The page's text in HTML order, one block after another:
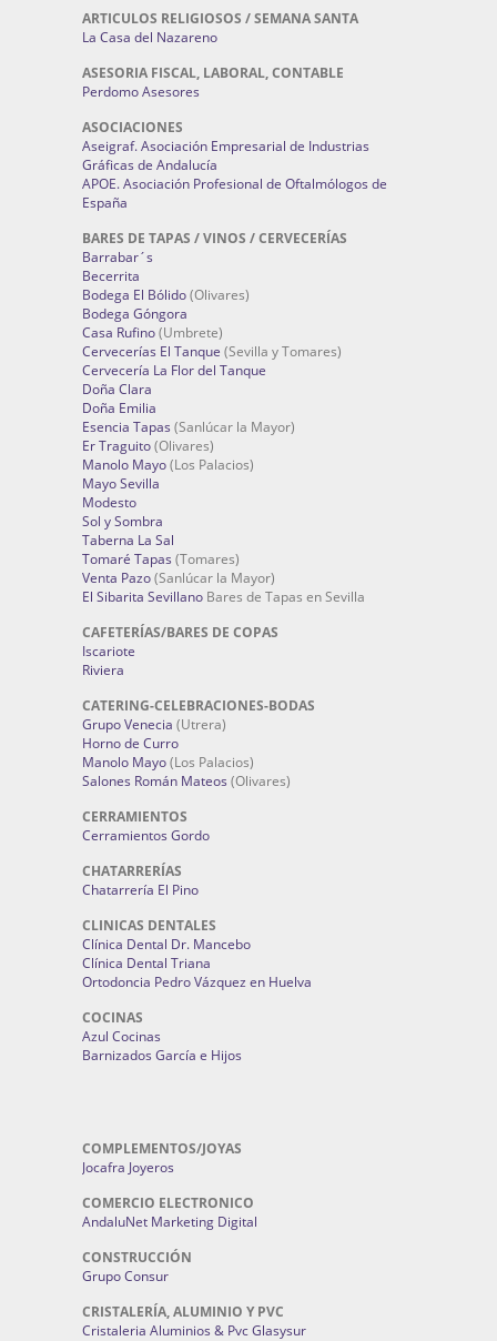
ARTICULOS RELIGIOSOS / SEMANA SANTA
La Casa del Nazareno
ASESORIA FISCAL, LABORAL, CONTABLE
Perdomo Asesores
ASOCIACIONES
Aseigraf. Asociación Empresarial de Industrias
Gráficas de Andalucía
APOE. Asociación Profesional de Oftalmólogos de
España
BARES DE TAPAS / VINOS / CERVECERÍAS
Barrabar´s
Becerrita
Bodega El Bólido(Olivares)
Bodega Góngora
Casa Rufino(Umbrete)
Cervecerías El Tanque (Sevilla y Tomares)
Cervecería La Flor del Tanque
Doña Clara
Doña Emilia
Esencia Tapas (Sanlúcar la Mayor)
Er Traguito(Olivares)
Manolo Mayo(Los Palacios)
Mayo Sevilla
Modesto
Sol y Sombra
Taberna La Sal
Tomaré Tapas (Tomares)
Venta Pazo(Sanlúcar la Mayor)
El Sibarita Sevillano Bares de Tapas en Sevilla
CAFETERÍAS/BARES DE COPAS
Iscariote
Riviera
CATERING-CELEBRACIONES-BODAS
Grupo Venecia (Utrera)
Horno de Curro
Manolo Mayo(Los Palacios)
Salones Román Mateos (Olivares)
CERRAMIENTOS
Cerramientos Gordo
CHATARRERÍAS
Chatarrería El Pino
CLINICAS DENTALES
Clínica Dental Dr. Mancebo
Clínica Dental Triana
Ortodoncia Pedro Vázquez en Huelva
COCINAS
Azul Cocinas
Barnizados García e Hijos
COMPLEMENTOS/JOYAS
Jocafra Joyeros
COMERCIO ELECTRONICO
AndaluNet Marketing Digital
CONSTRUCCIÓN
Grupo Consur
CRISTALERÍA, ALUMINIO Y PVC
Cristaleria Aluminios & Pvc Glasysur